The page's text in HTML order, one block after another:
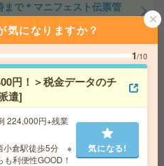
で＊マニフェスト伝票管
】232,750円～ ■
スあり
島本線 戸畑駅車
分
気になる!
お仕事＞お菓子のモクモク
気になりますか？
1/10
円！＞税金データのチ
遣]
224,000円+残業
小倉駅徒歩5分 ※
利便性GOOD！
気になる!